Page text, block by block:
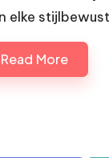
elke
Read More